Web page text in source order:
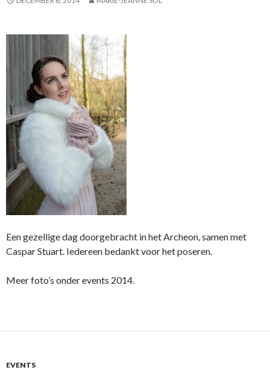
Een gezellige dag doorgebracht in het Archeon, samen met
Caspar Stuart. Iedereen bedankt voor het poseren.
Meer foto’s onder events 2014.
EVENTS